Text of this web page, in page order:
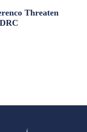
Threaten